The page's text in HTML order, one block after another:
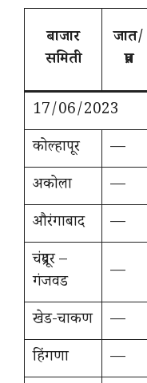
बाजार
समिती
जात/
प्रत
17/06/2023
कोल्हापूर
—
अकोला
—
औरंगाबाद
—
चंद्रपूर –
गंजवड
—
खेड-चाकण —
हिंगणा
—